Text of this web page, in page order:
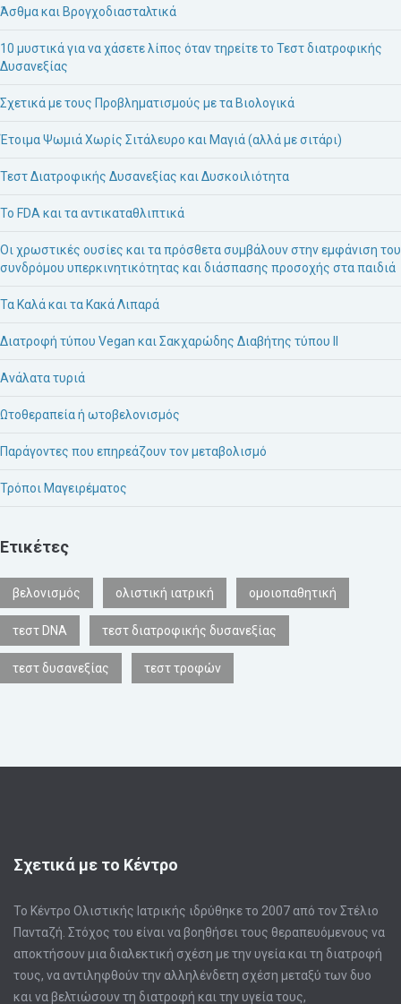
Άσθμα και Βρογχοδιασταλτικά
10 μυστικά για να χάσετε λίπος όταν τηρείτε το Τεστ διατροφικής
Δυσανεξίας
Σχετικά με τους Προβληματισμούς με τα Βιολογικά
Έτοιμα Ψωμιά Χωρίς Σιτάλευρο και Μαγιά (αλλά με σιτάρι)
Τεστ Διατροφικής Δυσανεξίας και Δυσκοιλιότητα
Το FDA και τα αντικαταθλιπτικά
Οι χρωστικές ουσίες και τα πρόσθετα συμβάλουν στην εμφάνιση του
συνδρόμου υπερκινητικότητας και διάσπασης προσοχής στα παιδιά
Τα Καλά και τα Κακά Λιπαρά
Διατροφή τύπου Vegan και Σακχαρώδης Διαβήτης τύπου ΙΙ
Ανάλατα τυριά
Ωτοθεραπεία ή ωτοβελονισμός
Παράγοντες που επηρεάζουν τον μεταβολισμό
Τρόποι Μαγειρέματος
Ετικέτες
βελονισμός ολιστική ιατρική ομοιοπαθητική
τεστ DNA τεστ διατροφικής δυσανεξίας
τεστ δυσανεξίας τεστ τροφών
Σχετικά με το Κέντρο
Το Κέντρο Ολιστικής Ιατρικής ιδρύθηκε το 2007 από τον Στέλιο
Πανταζή. Στόχος του είναι να βοηθήσει τους θεραπευόμενους να
αποκτήσουν μια διαλεκτική σχέση με την υγεία και τη διατροφή
τους, να αντιληφθούν την αλληλένδετη σχέση μεταξύ των δυο
και να βελτιώσουν τη διατροφή και την υγεία τους,